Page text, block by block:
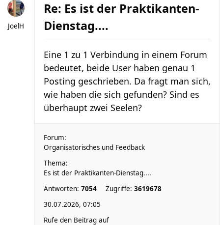
JoelH
Re: Es ist der Praktikanten-
Dienstag....
Eine 1 zu 1 Verbindung in einem Forum
bedeutet, beide User haben genau 1
Posting geschrieben. Da fragt man sich,
wie haben die sich gefunden? Sind es
überhaupt zwei Seelen?
Forum:
Organisatorisches und Feedback
Thema:
Es ist der Praktikanten-Dienstag....
Antworten: 7054 Zugriffe: 3619678
30.07.2026, 07:05
Rufe den Beitrag auf